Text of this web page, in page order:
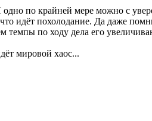
по крайней мере можно с
идёт похолодание. Да даже
темпы по ходу дела его
мировой хаос...